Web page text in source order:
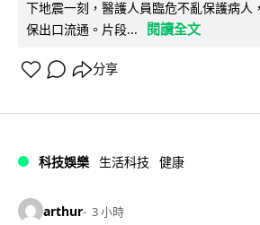
下地震一刻，醫護人員臨危不亂保護病人
保出口流通。片段...
閱讀全文
分享
科技娛樂 生活科技 健康
arthur 3 小時